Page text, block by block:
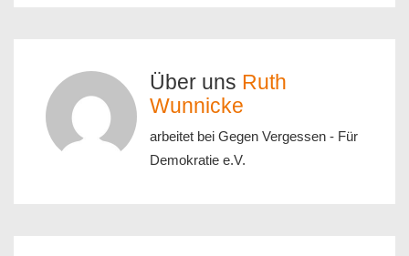
Über uns Ruth
Wunnicke
arbeitet bei Gegen Vergessen - Für
Demokratie e.V.